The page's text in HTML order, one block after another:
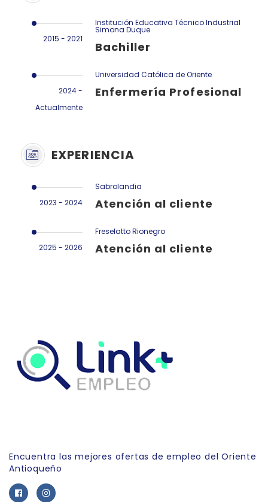
2015 - 2021
Institución Educativa Técnico Industrial
Simona Duque
Bachiller
2024 -
Actualmente
Universidad Católica de Oriente
Enfermería Profesional
EXPERIENCIA
2023 - 2024
Sabrolandia
Atención al cliente
2025 - 2026
Freselatto Rionegro
Atención al cliente
Encuentra las mejores ofertas de empleo del Oriente
Antioqueño